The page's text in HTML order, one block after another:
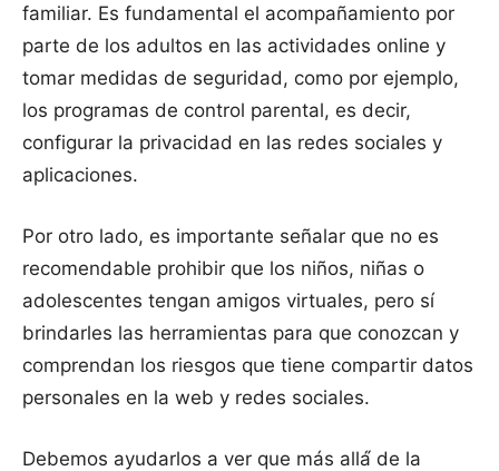
familiar. Es fundamental el acompañamiento por
parte de los adultos en las actividades online y
tomar medidas de seguridad, como por ejemplo,
los programas de control parental, es decir,
configurar la privacidad en las redes sociales y
aplicaciones.
Por otro lado, es importante señalar que no es
recomendable prohibir que los niños, niñas o
adolescentes tengan amigos virtuales, pero sí
brindarles las herramientas para que conozcan y
comprendan los riesgos que tiene compartir datos
personales en la web y redes sociales.
Debemos ayudarlos a ver que más allá́ de la